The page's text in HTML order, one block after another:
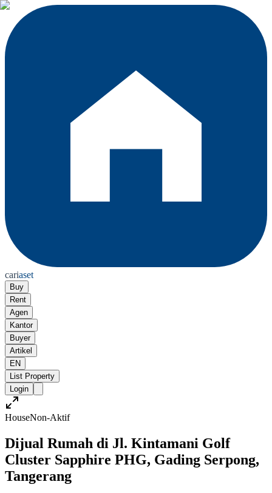
cariaset
Buy
Rent
Agen
Kantor
Buyer
Artikel
EN
List Property
Login
HouseNon-Aktif
Dijual Rumah di Jl. Kintamani Golf
Cluster Sapphire PHG, Gading Serpong,
Tangerang